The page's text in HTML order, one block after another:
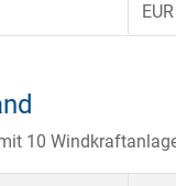
EUR
10